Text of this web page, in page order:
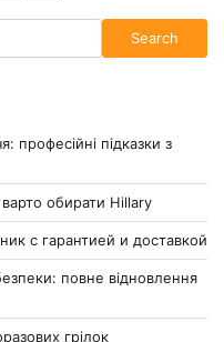
Search
професійні підказки з
обирати Hillary
с гарантией и доставкой
повне відновлення
грілок